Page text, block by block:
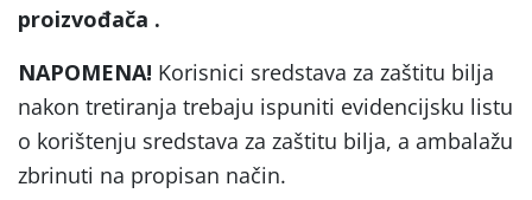
proizvođača .
NAPOMENA! Korisnici sredstava za zaštitu bilja
nakon tretiranja trebaju ispuniti evidencijsku listu
o korištenju sredstava za zaštitu bilja, a ambalažu
zbrinuti na propisan način.